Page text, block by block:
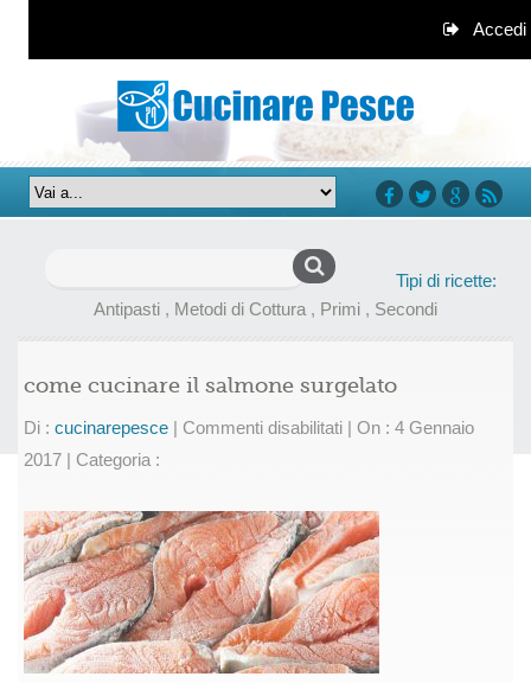
Accedi
Tipi di ricette:
Antipasti , Metodi di Cottura , Primi , Secondi
come cucinare il salmone surgelato
Di : cucinarepesce | Commenti disabilitatisu
il
salmone
surgelato
| On : 4 Gennaio
2017 | Categoria :